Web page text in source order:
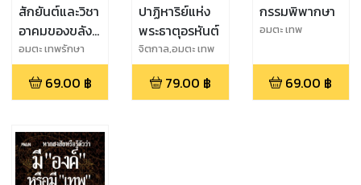
สักยันต์และวิชา
อาคมของขลัง
ใช้ถูก บูชาเป็น
(แคล้วคลาด
คงกระพัน รุ่ง
อมตะ เทพรักษา
69.00 ฿
ปาฏิหาริย์แห่ง
พระธาตุอรหันต์
จิตกาล,อมตะ เทพ
รักษา
79.00 ฿
กรรมพิพากษา
อมตะ เทพ
69.00 ฿